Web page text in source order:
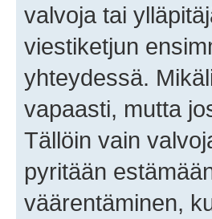
valvoja tai
viestiketjun
yhteydessä.
vapaasti, mutta
Tällöin vain
pyritään
väärentäminen,